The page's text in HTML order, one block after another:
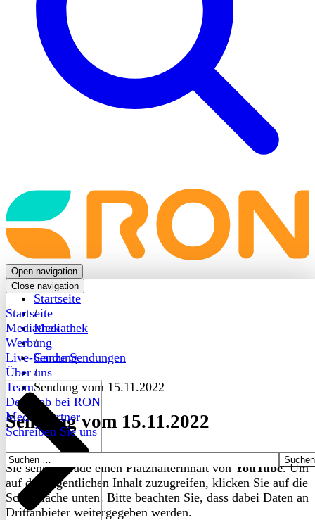
Back
to
frontpage
Open navigation
Close navigation
Startseite
Mediathek
Werbung
Live-Sendung
Über uns
Team
Dein Job bei RON
Medienpartner
Schreiben Sie uns
Suchen
nach:
Startseite
/
Mediathek
/
Ganze Sendungen
/
Sendung vom 15.11.2022
Sendung vom 15.11.2022
Sie sehen gerade einen Platzhalterinhalt vonYouTube. Um
auf den eigentlichen Inhalt zuzugreifen, klicken Sie auf die
Schaltfläche unten. Bitte beachten Sie, dass dabei Daten an
Drittanbieter weitergegeben werden.